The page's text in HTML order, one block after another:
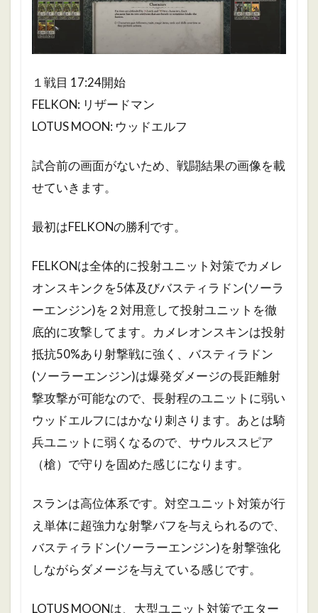
１戦目 17:24開始
FELKON: リザードマン
LOTUS MOON: ウッドエルフ
試合前の画面がないため、戦闘結果の画像を載
せていきます。
最初はFELKONの勝利です。
FELKONは全体的に投射ユニット対策でカメレ
オンスキンクを5体及びバスティラドン(ソーラ
ーエンジン)を２対用意して投射ユニットを徹
底的に攻撃してます。 カメレオンスキンは投射
抵抗50%あり射撃戦に強く、バスティラドン
(ソーラーエンジン)は爆発ダメージの長距離射
撃攻撃が可能なので、長射程のユニットに弱い
ウッドエルフにはかなり刺さります。 あとは騎
兵ユニットに弱くなるので、サウルススピア
（槍）で守りを固めた感じになります。
スランは高位体系です。対空ユニット対策が行
え単体に超強力な射撃バフを与えられるので、
バスティラドン(ソーラーエンジン)を射撃強化
しながらダメージを与えている感じです。
LOTUS MOONは、大型ユニット対策でエター